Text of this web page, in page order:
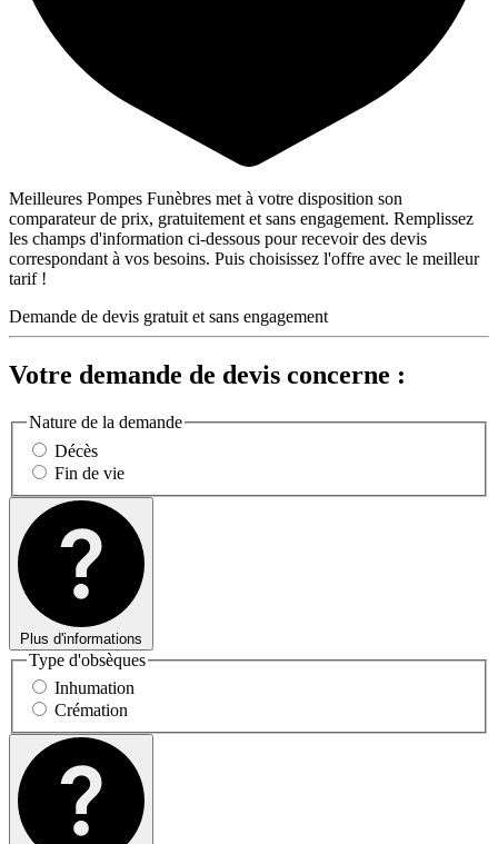
Meilleures Pompes Funèbres met à votre disposition son
comparateur de prix, gratuitement et sans engagement. Remplissez
les champs d'information ci-dessous pour recevoir des devis
correspondant à vos besoins. Puis choisissez l'offre avec le meilleur
tarif !
Demande de devis gratuit et sans engagement
Votre demande de devis concerne :
Nature de la demande
Décès
Fin de vie
Plus d'informations
Type d'obsèques
Inhumation
Crémation